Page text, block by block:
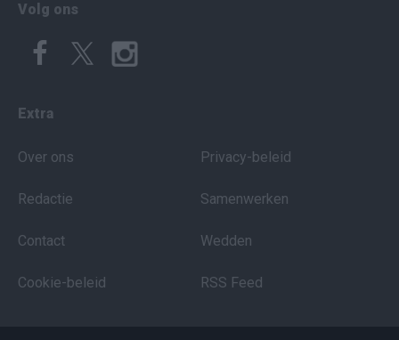
Volg ons
Extra
Over ons
Redactie
Contact
Cookie-beleid
Privacy-beleid
Samenwerken
Wedden
RSS Feed